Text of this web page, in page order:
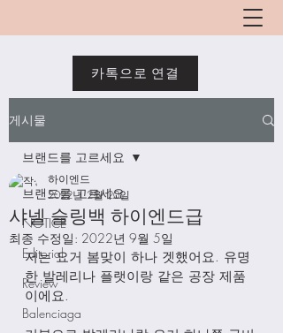
카톡으로 연결
게시물
브랜드를 고르세요
NOTICE
Editorial
Review
Balenciaga
브랜드를 고르세요
샤넬 슬링백 하이엔드급
하이엔드
2022년 2월 20일
최종 수정일: 2022년 9월 5일
저는 요거 봄맞이 하나 겟했어요. 유명
한 발레리나 플랫이랑 같은 공장 제품
이에요.